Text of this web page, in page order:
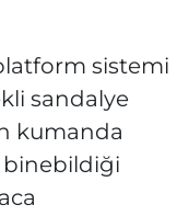
sistemi
sandalye
kumanda
binebildiği